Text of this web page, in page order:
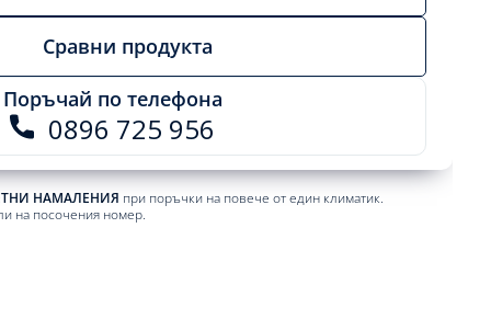
Сравни продукта
Поръчай по телефона
0896 725 956
НАМАЛЕНИЯ при поръчки на повече от един климатик.
на посочения номер.